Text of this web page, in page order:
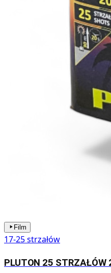
Film
17-25 strzałów
PLUTON 25 STRZAŁÓW